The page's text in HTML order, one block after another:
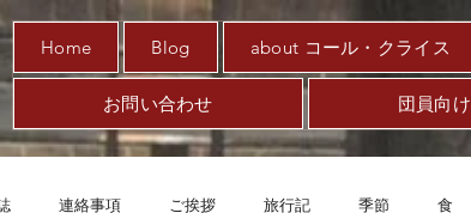
Home Blog about コール・クライス
お問い合わせ 団員向け
連絡事項 ご挨拶 旅行記 季節 食